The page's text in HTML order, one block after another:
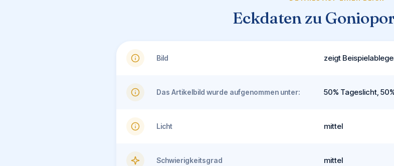
Eckdaten zu
Bild zeigt
Das Artikelbild wurde aufgenommen unter: 50% Tageslicht,
Licht mittel
Schwierigkeitsgrad mittel